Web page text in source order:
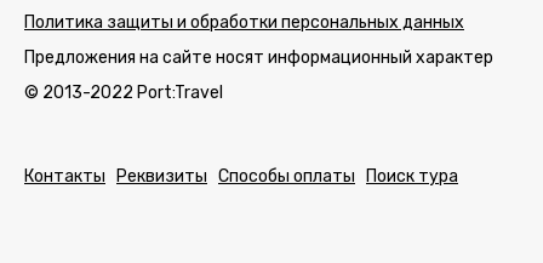
Политика защиты и обработки персональных данных
Предложения на сайте носят информационный характер
© 2013-2022 Port:Travel
Контакты Реквизиты Способы оплаты Поиск тура